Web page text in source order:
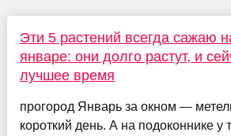
Эти 5 растений всегда сажаю
январе: они долго растут, и
лучшее время
прогород Январь за окном —
короткий день. А на подоконнике у